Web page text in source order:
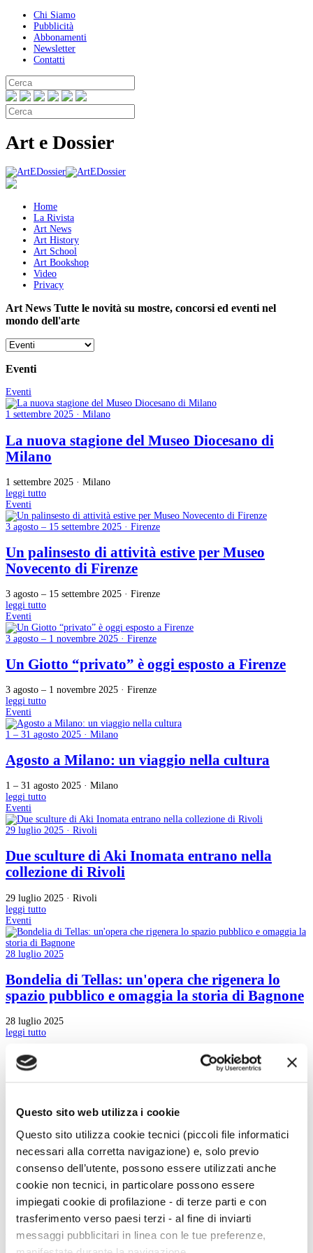
Questo sito web utilizza i cookie
Questo sito utilizza cookie tecnici (piccoli file informatici
necessari alla corretta navigazione) e, solo previo
consenso dell’utente, possono essere utilizzati anche
cookie non tecnici, in particolare possono essere
impiegati cookie di profilazione - di terze parti e con
trasferimento verso paesi terzi - al fine di inviarti
messaggi pubblicitari in linea con le tue preferenze,
Chi Siamo
Pubblicità
Abbonamenti
Newsletter
Contatti
Art e Dossier
Home
La Rivista
Art News
Art History
Art School
Art Bookshop
Video
Privacy
Art News Tutte le novità su mostre, concorsi ed eventi nel
mondo dell'arte
Eventi
Eventi
1 settembre 2025 · Milano
La nuova stagione del Museo Diocesano di
Milano
1 settembre 2025 · Milano
leggi tutto
Eventi
3 agosto – 15 settembre 2025 · Firenze
Un palinsesto di attività estive per Museo
Novecento di Firenze
3 agosto – 15 settembre 2025 · Firenze
leggi tutto
Eventi
3 agosto – 1 novembre 2025 · Firenze
Un Giotto “privato” è oggi esposto a Firenze
3 agosto – 1 novembre 2025 · Firenze
leggi tutto
Eventi
1 – 31 agosto 2025 · Milano
Agosto a Milano: un viaggio nella cultura
1 – 31 agosto 2025 · Milano
leggi tutto
Eventi
29 luglio 2025 · Rivoli
Due sculture di Aki Inomata entrano nella
collezione di Rivoli
29 luglio 2025 · Rivoli
leggi tutto
Eventi
28 luglio 2025
Bondelia di Tellas: un'opera che rigenera lo
spazio pubblico e omaggia la storia di Bagnone
28 luglio 2025
leggi tutto
4
8
10
12
13
14
Menu Art e Dossier